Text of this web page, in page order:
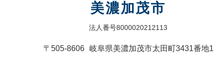
美濃加茂市
法人番号8000020212113
〒505-8606 岐阜県美濃加茂市太田町3431番地1